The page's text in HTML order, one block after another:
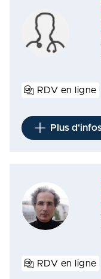
RDV en ligne
Plus
RDV en ligne